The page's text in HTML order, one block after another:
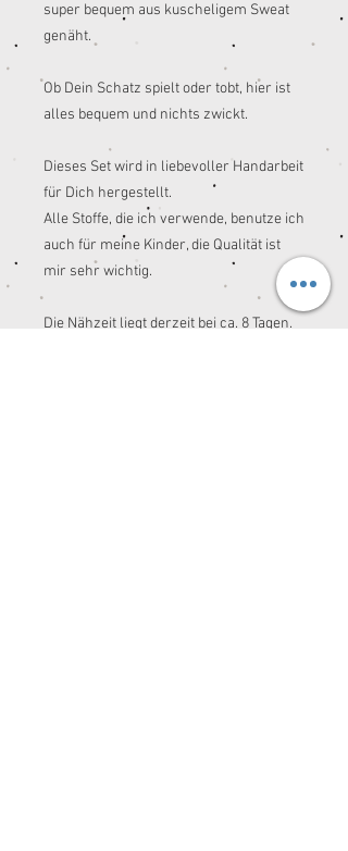
super bequem aus kuscheligem Sweat
genäht.
Ob Dein Schatz spielt oder tobt, hier ist
alles bequem und nichts zwickt.
Dieses Set wird in liebevoller Handarbeit
für Dich hergestellt.
Alle Stoffe, die ich verwende, benutze ich
auch für meine Kinder, die Qualität ist
mir sehr wichtig.
Die Nähzeit liegt derzeit bei ca. 8 Tagen.